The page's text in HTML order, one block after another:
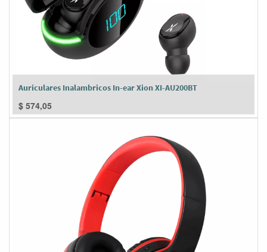
Auriculares Inalambricos In-ear Xion XI-AU200BT
$ 574,05